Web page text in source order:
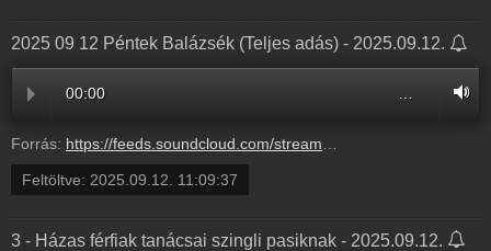
2025 09 12 Péntek Balázsék (Teljes adás) - 2025.09.12.
00:00
Forrás: https://feeds.soundcloud.com/stream/2169332328-balazsek-2025-09-12-pentek-balazsek-teljes-adas.mp3
Feltöltve: 2025.09.12. 11:09:37
3 - Házas férfiak tanácsai szingli pasiknak - 2025.09.12.